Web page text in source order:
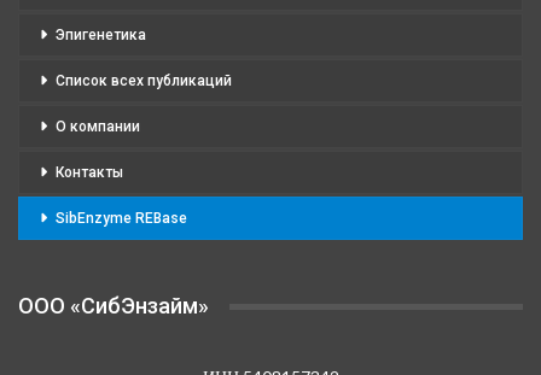
Эпигенетика
Список всех публикаций
О компании
Контакты
SibEnzyme REBase
OOO «СибЭнзайм»